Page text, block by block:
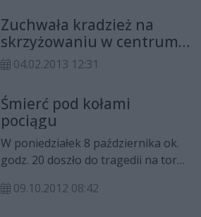
miejscy i załoga karetki pogotowia
Zuchwała kradzież na
skrzyżowaniu w centrum
Radomia!
04.02.2013 12:31
Śmierć pod kołami
pociągu
W poniedziałek 8 października ok.
godz. 20 doszło do tragedii na torze
09.10.2012 08:42